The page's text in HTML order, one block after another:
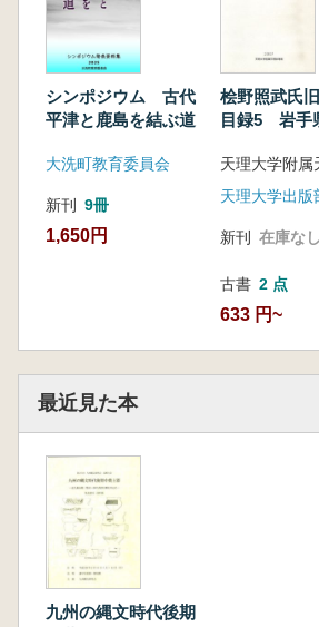
シンポジウム 古代
平津と鹿島を結ぶ道
大洗町教育委員会
新刊 9冊
1,650円
桧野照武氏
目録5 岩手
天理大学出版
新刊 在庫なし
古書 2 点
633 円~
最近見た本
九州の縄文時代後期